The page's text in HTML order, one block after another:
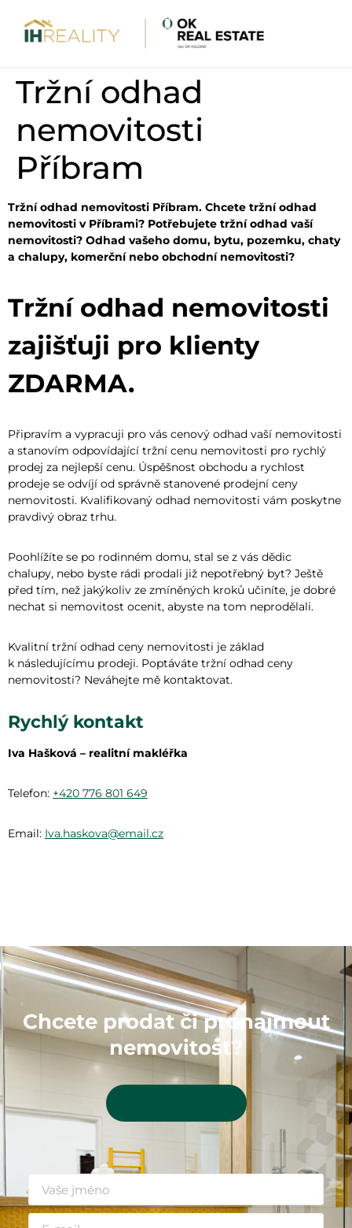
Tržní odhad
nemovitosti
Příbram
Tržní odhad nemovitosti Příbram. Chcete tržní odhad
nemovitosti v Příbrami? Potřebujete tržní odhad vaší
nemovitosti? Odhad vašeho domu, bytu, pozemku, chaty
a chalupy, komerční nebo obchodní nemovitosti?
Tržní odhad nemovitosti
zajišťuji pro klienty
ZDARMA.
Připravím a vypracuji pro vás cenový odhad vaší nemovitosti
a stanovím odpovídající tržní cenu nemovitosti pro rychlý
prodej za nejlepší cenu. Úspěšnost obchodu a rychlost
prodeje se odvíjí od správně stanovené prodejní ceny
nemovitosti. Kvalifikovaný odhad nemovitosti vám poskytne
pravdivý obraz trhu.
Poohlížíte se po rodinném domu, stal se z vás dědic
chalupy, nebo byste rádi prodali již nepotřebný byt? Ještě
před tím, než jakýkoliv ze zmíněných kroků učiníte, je dobré
nechat si nemovitost ocenit, abyste na tom neprodělali.
Kvalitní tržní odhad ceny nemovitosti je základ
k následujícímu prodeji. Poptáváte tržní odhad ceny
nemovitosti? Neváhejte mě kontaktovat.
Rychlý kontakt
Iva Hašková – realitní makléřka
Telefon: +420 776 801 649
Email: Iva.haskova@email.cz
Chcete prodat či pronajmout
nemovitost?